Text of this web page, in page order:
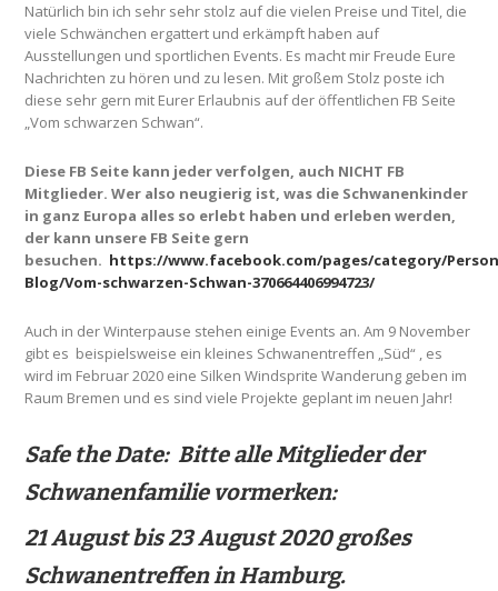
Natürlich bin ich sehr sehr stolz auf die vielen Preise und Titel, die
viele Schwänchen ergattert und erkämpft haben auf
Ausstellungen und sportlichen Events. Es macht mir Freude Eure
Nachrichten zu hören und zu lesen. Mit großem Stolz poste ich
diese sehr gern mit Eurer Erlaubnis auf der öffentlichen FB Seite
„Vom schwarzen Schwan“.
Diese FB Seite kann jeder verfolgen, auch NICHT FB
Mitglieder. Wer also neugierig ist, was die Schwanenkinder
in ganz Europa alles so erlebt haben und erleben werden,
der kann unsere FB Seite gern
besuchen. https://www.facebook.com/pages/category/
Blog/Vom-schwarzen-Schwan-370664406994723/
Auch in der Winterpause stehen einige Events an. Am 9 November
gibt es beispielsweise ein kleines Schwanentreffen „Süd“ , es
wird im Februar 2020 eine Silken Windsprite Wanderung geben im
Raum Bremen und es sind viele Projekte geplant im neuen Jahr!
Safe the Date:Bitte alle Mitglieder der
Schwanenfamilie vormerken:
21 August bis 23 August 2020 großes
Schwanentreffen in Hamburg.